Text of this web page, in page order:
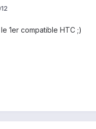
1er compatible HTC ;)